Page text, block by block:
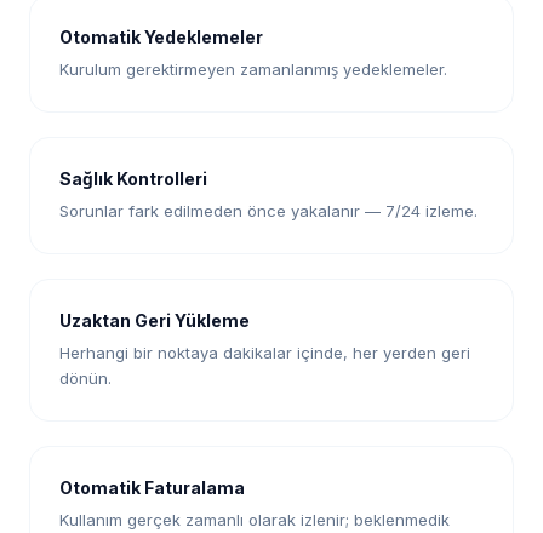
Otomatik Yedeklemeler
Kurulum gerektirmeyen zamanlanmış yedeklemeler.
Sağlık Kontrolleri
Sorunlar fark edilmeden önce yakalanır — 7/24 izleme.
Uzaktan Geri Yükleme
Herhangi bir noktaya dakikalar içinde, her yerden geri
dönün.
Otomatik Faturalama
Kullanım gerçek zamanlı olarak izlenir; beklenmedik